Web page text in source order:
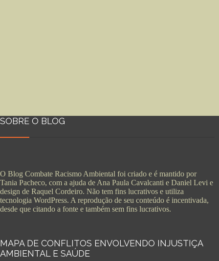
SOBRE O BLOG
O Blog Combate Racismo Ambiental foi criado e é mantido por
Tania Pacheco, com a ajuda de Ana Paula Cavalcanti e Daniel Levi e
design de Raquel Cordeiro. Não tem fins lucrativos e utiliza
tecnologia WordPress. A reprodução de seu conteúdo é incentivada,
desde que citando a fonte e também sem fins lucrativos.
MAPA DE CONFLITOS ENVOLVENDO INJUSTIÇA
AMBIENTAL E SAÚDE